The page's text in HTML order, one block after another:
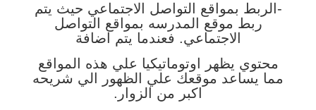
-الربط بمواقع التواصل الاجتماعي حيث يتم
ربط موقع المدرسه بمواقع التواصل
الاجتماعي. فعندما يتم اضافة
محتوي يظهر اوتوماتيكيا علي هذه المواقع
مما يساعد موقعك علي الظهور الي شريحه
اكبر من الزوار.